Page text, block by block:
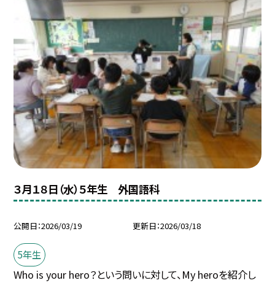
３月１８日（水）５年生 外国語科
公開日 2026/03/19 更新日 2026/03/18
5年生
Who is your hero？という問いに対して、My heroを紹介し